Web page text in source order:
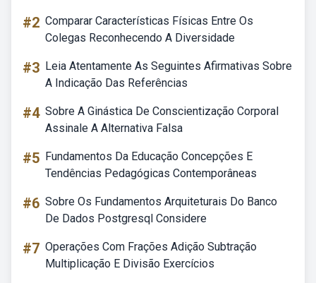
#2 Comparar Características Físicas Entre Os
Colegas Reconhecendo A Diversidade
#3 Leia Atentamente As Seguintes Afirmativas Sobre
A Indicação Das Referências
#4 Sobre A Ginástica De Conscientização Corporal
Assinale A Alternativa Falsa
#5 Fundamentos Da Educação Concepções E
Tendências Pedagógicas Contemporâneas
#6 Sobre Os Fundamentos Arquiteturais Do Banco
De Dados Postgresql Considere
#7 Operações Com Frações Adição Subtração
Multiplicação E Divisão Exercícios